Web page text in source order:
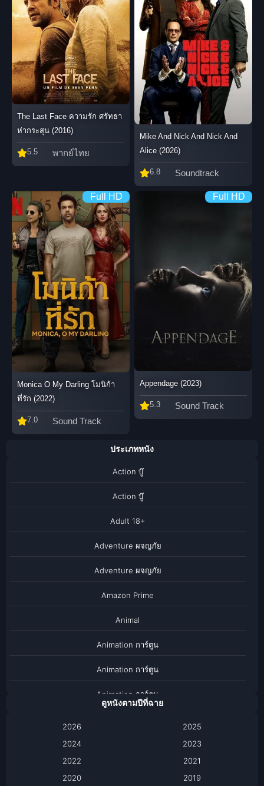
The Last Face ความรัก ศรัทธา
ห่ากระสุน (2016)
5.5 พากย์ไทย
Mike And Nick And Nick And
Alice (2026)
6.8 Soundtrack
Full HD
Monica O My Darling โมนิก้า
ที่รัก (2022)
7.0 Sound Track
Full HD
Appendage (2023)
5.3 Sound Track
ประเภทหนัง
Action บู๊
Action บู๊
Adult 18+
Adventure ผจญภัย
Adventure ผจญภัย
Amazon Prime
Animal
Animation การ์ตูน
Animation การ์ตูน
Animation การ์ตูน
ดูหนังตามปีที่ฉาย
2026
2025
2024
2023
2022
2021
2020
2019